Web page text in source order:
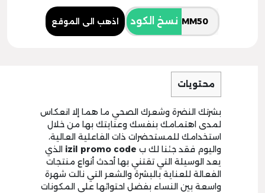
نسخ الكود اذهب الى الموقع
محتويات
بشرتك النضرة وشعرك الصحي ما هما إلا انعكاس
لمدى اهتمامك بنفسك وعنايتك بها من خلال
استخدامك للمستحضرات ذات الفاعلية العالية،
واليوم فقد جئنا لك ب izil promo code الذي
يعد الوسيلة التي تقتني بها أحدث أنواع منتجات
الفعالة للعناية بالبشرة والشعر التي نالت شهرة
واسعة بين النساء بفضل احتوائها على المكونات